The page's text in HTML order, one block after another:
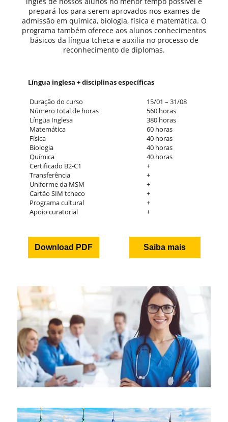
prepará-los para serem aprovados nos exames de
admissão em química, biologia, física e matemática. O
programa também oferece aos alunos conhecimentos
básicos da língua tcheca e auxilia no processo de
reconhecimento de diplomas.
Língua inglesa + disciplinas específicas
Duração do curso
15/01 – 31/08
Número total de horas
560 horas
Língua Inglesa
380 horas
Matemática
60 horas
Física
40 horas
Biologia
40 horas
Química
40 horas
Certificado B2-C1
+
Transferência
+
Uniforme da MSM
+
Cartão SIM tcheco
+
Programa cultural
+
Apoio curatorial
+
Download PDF Saiba mais